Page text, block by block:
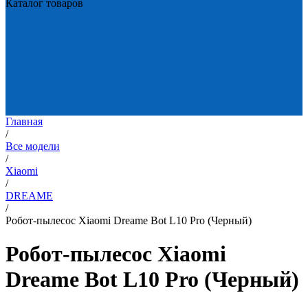
Каталог товаров
Главная
/
Все модели
/
Xiaomi
/
DREAME
/
Робот-пылесос Xiaomi Dreame Bot L10 Pro (Черный)
Робот-пылесос Xiaomi
Dreame Bot L10 Pro (Черный)